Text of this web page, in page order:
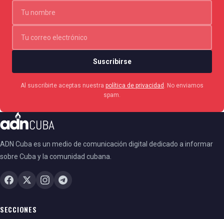
Suscribirse
Al suscribirte aceptas nuestra política de privacidad
. No enviamos
spam.
ADN Cuba es un medio de comunicación digital dedicado a informar
sobre Cuba y la comunidad cubana.
SECCIONES